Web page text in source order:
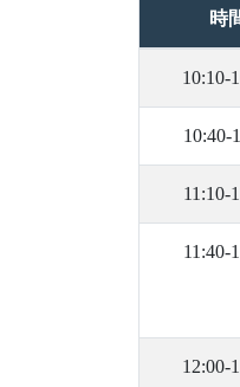
時
10:10-
10:40-
11:10-
11:40-
12:00-